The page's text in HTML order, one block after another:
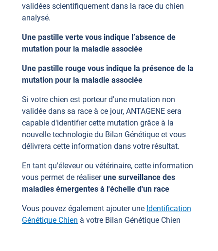
validées scientifiquement dans la race du chien
analysé.
Une pastille verte vous indique l’absence de
mutation pour la maladie associée
Une pastille rouge vous indique la présence de la
mutation pour la maladie associée
Si votre chien est porteur d'une mutation non
validée dans sa race à ce jour, ANTAGENE sera
capable d'identifier cette mutation grâce à la
nouvelle technologie du Bilan Génétique et vous
délivrera cette information dans votre résultat.
En tant qu'éleveur ou vétérinaire, cette information
vous permet de réaliserune surveillance des
maladies émergentes à l'échelle d'un race
Vous pouvez également ajouter une Identification
Génétique Chien à votre Bilan Génétique Chien